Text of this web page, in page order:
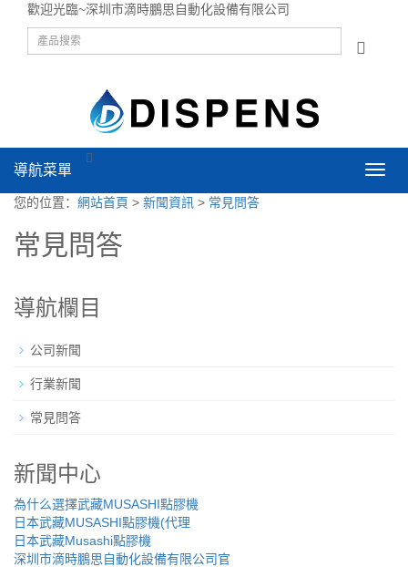
歡迎光臨~深圳市滴時鵬思自動化設備有限公司
導
導航菜單
您的位置： 網站首頁 > 新聞資訊 > 常見問答
常見問答
導航欄目
公司新聞
行業新聞
常見問答
新聞中心
為什么選擇武藏MUSASHI點膠機
日本武藏MUSASHI點膠機(代理
日本武藏Musashi點膠機
深圳市滴時鵬思自動化設備有限公司官